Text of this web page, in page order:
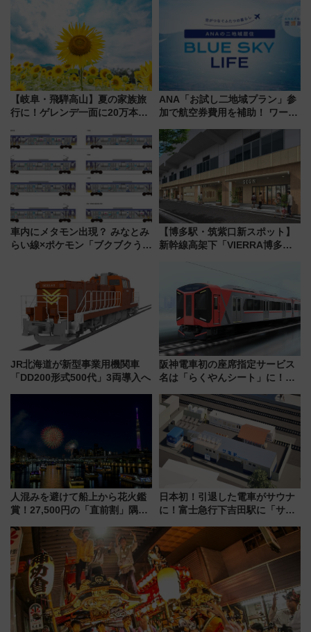
【岐阜・飛騨高山】夏の家族旅
行に！ゲレンデ一面に20万本の
アひまわり園」開園
ANA「お試し二地域プラン」参
加で航空券費用を補助！ ワーケ
治体は？ 2026年は対象のエリア
が拡大！
車内にメタモン出現？ みなとみ
らい線×ポケモン「ブクブクうみ
行開始に！ この夏は直通列車で
横浜へ！
【博多駅・筑紫口新スポット】
新幹線高架下「VIERRA博多テ
通り」も一新
JR北海道が新型事業用機関車
「DD200形式500代」3両導入へ
阪神電車初の座席指定サービス
名は「らくやんシート」に！新
を快適移動
人混みを避けて船上から花火鑑
賞！27,500円の「直前割」隅田
メも持ち込みOK
日本初！引退した電車がサウナ
に！富士急行下吉田駅に「サ電
業 行き交う電車の音や振動を
感じながら「ととのう」新感覚